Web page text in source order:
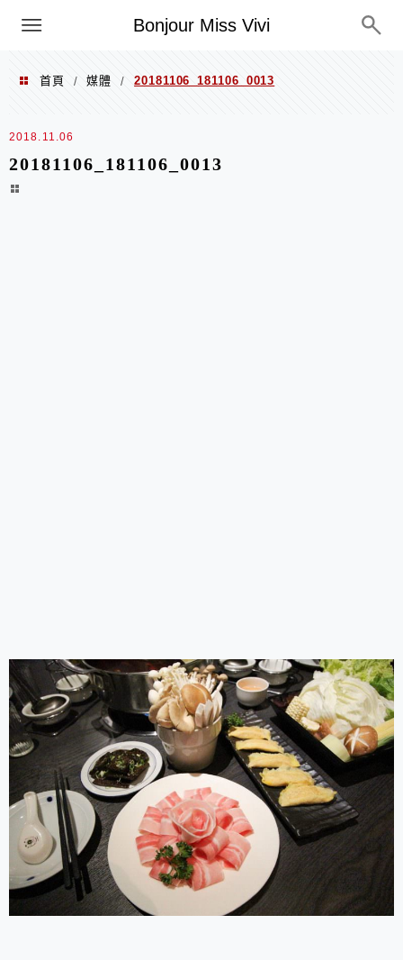
Bonjour Miss Vivi
選單
首頁 / 媒體 / 20181106_181106_0013
2018.11.06
20181106_181106_0013